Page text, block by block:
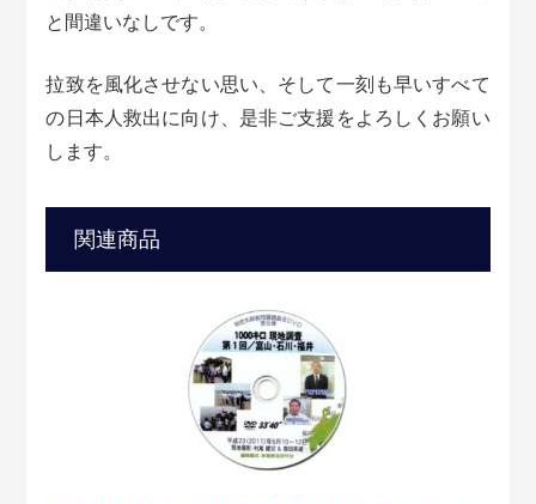
と間違いなしです。
拉致を風化させない思い、そして一刻も早いすべて
の日本人救出に向け、是非ご支援をよろしくお願い
します。
関連商品